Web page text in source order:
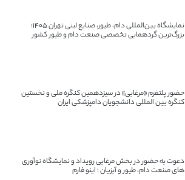
نمایشگاه بین‌المللی دام، طیور، صنایع لبنی تهران ۱۴۰۵؛
بزرگ‌ترین گردهمایی تخصصی صنعت دام و طیور کشور
حضور پلتفرم «مرغابی» در سیزدهمین کنگره ملی و نخستین
کنگره بین ‌المللی دانشجویان دامپزشکی ایران
دعوت به حضور در بخش مرغابی رویداد و نمایشگاه نوآوری
های صنعت دام، طیور و آبزیان ؛ اینو فارم